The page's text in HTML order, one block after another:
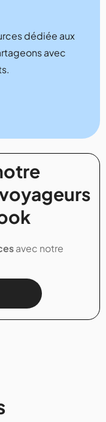
dédiée aux
avec
avec notre